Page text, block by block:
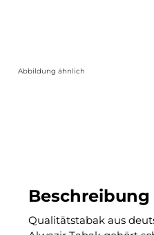
Abbildung ähnlich
Beschreibung
Qualitätstabak aus